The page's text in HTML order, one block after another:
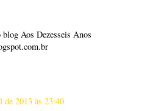
Aos Dezesseis Anos
de 2013 às 23:40